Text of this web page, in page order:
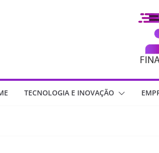
TECNOLOGIA E INOVAÇÃO